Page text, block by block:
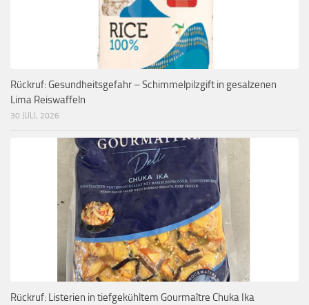
Rückruf: Gesundheitsgefahr – Schimmelpilzgift in gesalzenen
Lima Reiswaffeln
30 JULI, 2026
Rückruf: Listerien in tiefgekühltem Gourmaître Chuka Ika